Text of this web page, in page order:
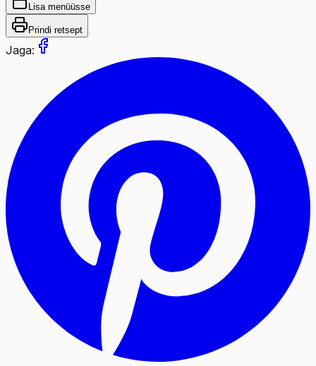
Lisa menüüsse
Prindi retsept
Jaga: